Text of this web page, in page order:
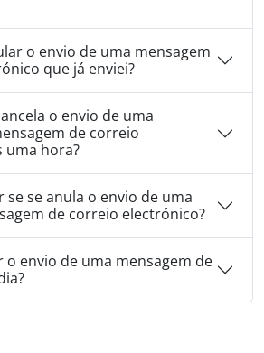
o envio de uma mensagem
que já enviei?
o envio de uma
de correio
uma hora?
se se anula o envio de uma
de correio electrónico?
o envio de uma mensagem de